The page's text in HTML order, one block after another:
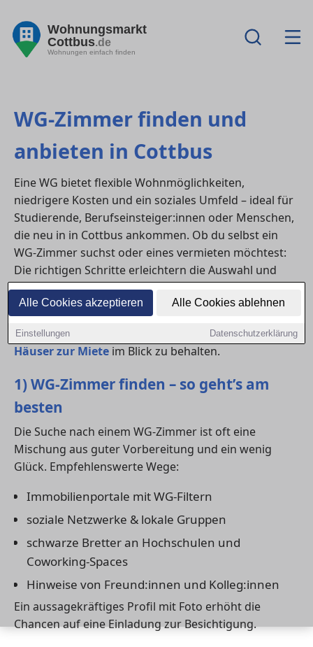
Alle Cookies akzeptieren Alle Cookies ablehnen
Einstellungen Datenschutzerklärung
Wohnungsmarkt
Cottbus.de
Wohnungen einfach finden
WG-Zimmer finden und
anbieten in Cottbus
Eine WG bietet flexible Wohnmöglichkeiten,
niedrigere Kosten und ein soziales Umfeld – ideal für
Studierende, Berufseinsteiger:innen oder Menschen,
die neu in in Cottbus ankommen. Ob du selbst ein
WG-Zimmer suchst oder eines vermieten möchtest:
Die richtigen Schritte erleichtern die Auswahl und
sorgen für ein harmonisches Zusammenleben.
Gerade in gefragten Regionen kann es sinnvoll sein,
parallel auch Angebote für
kleine Wohnungenoder
Häuser zur Miete im Blick zu behalten.
1) WG-Zimmer finden – so geht’s am
besten
Die Suche nach einem WG-Zimmer ist oft eine
Mischung aus guter Vorbereitung und ein wenig
Glück. Empfehlenswerte Wege:
Immobilienportale mit WG-Filtern
soziale Netzwerke & lokale Gruppen
schwarze Bretter an Hochschulen und
Coworking-Spaces
Hinweise von Freund:innen und Kolleg:innen
Ein aussagekräftiges Profil mit Foto erhöht die
Chancen auf eine Einladung zur Besichtigung.